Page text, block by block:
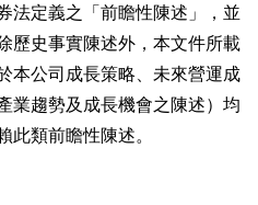
法定義之「前瞻性陳述」，並
歷史事實陳述外，本文件所載
本公司成長策略、未來營運成
業趨勢及成長機會之陳述）均
此類前瞻性陳述。